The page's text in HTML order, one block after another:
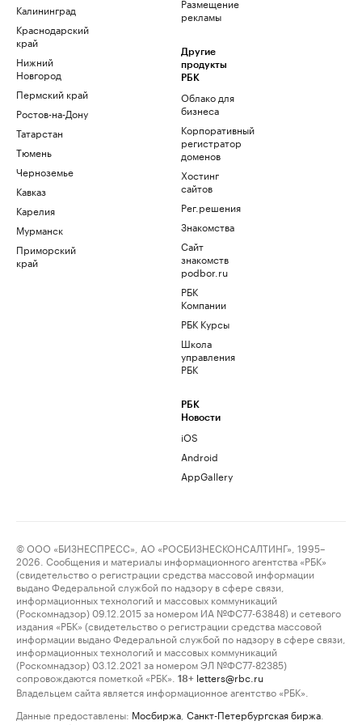
Калининград
Краснодарский
край
Нижний
Новгород
Пермский край
Ростов-на-Дону
Татарстан
Тюмень
Черноземье
Кавказ
Карелия
Мурманск
Приморский
край
рекламы
Другие
продукты
РБК
Облако для
бизнеса
Корпоративный
регистратор
доменов
Хостинг
сайтов
Рег.решения
Знакомства
Сайт
знакомств
podbor.ru
РБК
Компании
РБК Курсы
Школа
управления
РБК
РБК
Новости
iOS
Android
AppGallery
© ООО «БИЗНЕСПРЕСС», АО «РОСБИЗНЕСКОНСАЛТИНГ», 1995–
2026. Сообщения и материалы информационного агентства «РБК»
(свидетельство о регистрации средства массовой информации
выдано Федеральной службой по надзору в сфере связи,
информационных технологий и массовых коммуникаций
(Роскомнадзор) 09.12.2015 за номером ИА №ФС77-63848) и сетевого
издания «РБК» (свидетельство о регистрации средства массовой
информации выдано Федеральной службой по надзору в сфере связи,
информационных технологий и массовых коммуникаций
(Роскомнадзор) 03.12.2021 за номером ЭЛ №ФС77-82385)
сопровождаются пометкой «РБК».
18+ letters@rbc.ru
Владельцем сайта является информационное агентство «РБК».
Данные предоставлены: Мосбиржа Санкт-Петербургская биржа